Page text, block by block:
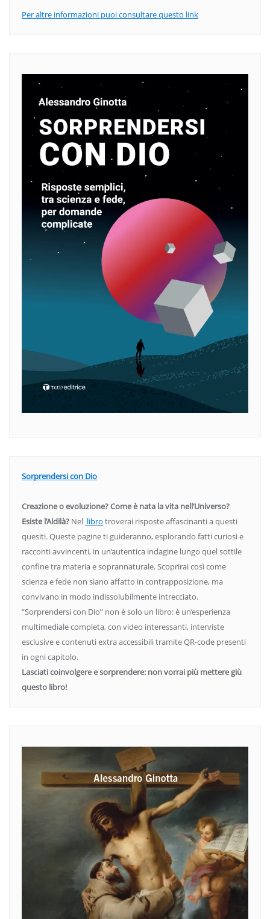
Per altre informazioni puoi consultare questo link
Sorprendersi con Dio
Creazione o evoluzione? Come è nata la vita nell’Universo?
Esiste l’Aldilà? Nel libro troverai risposte affascinanti a questi
quesiti. Queste pagine ti guideranno, esplorando fatti curiosi e
racconti avvincenti, in un’autentica indagine lungo quel sottile
confine tra materia e soprannaturale. Scoprirai così come
scienza e fede non siano affatto in contrapposizione, ma
convivano in modo indissolubilmente intrecciato.
“Sorprendersi con Dio” non è solo un libro: è un’esperienza
multimediale completa, con video interessanti, interviste
esclusive e contenuti extra accessibili tramite QR-code presenti
in ogni capitolo.
Lasciati coinvolgere e sorprendere: non vorrai più mettere giù
questo libro!